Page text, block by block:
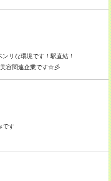
リな環境です！駅直結！
容関連企業です☆彡
です